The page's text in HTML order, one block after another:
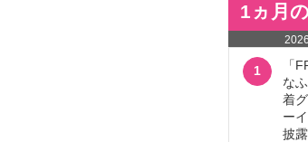
1ヵ月
1
「
な
着
ー
披